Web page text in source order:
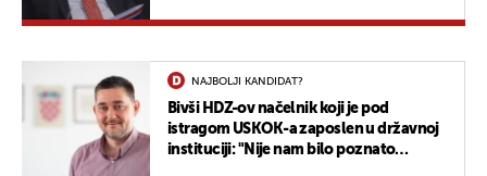
NAJBOLJI KANDIDAT?
Bivši HDZ-ov načelnik koji je pod
istragom USKOK-a zaposlen u državnoj
instituciji: "Nije nam bilo poznato